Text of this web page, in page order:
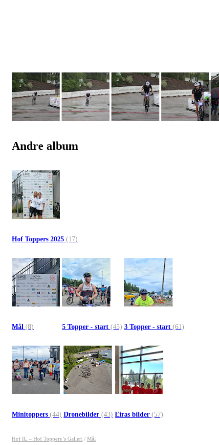
Andre album
Hof Toppers 2025 (17)
Mål (8) 5 Topper - start (45) 3 Topper - start (61)
Minitoppers (44) Dronebilder (43) Eiras bilder (57)
Hof IL – Hof Toppers 's Galleri / Mål